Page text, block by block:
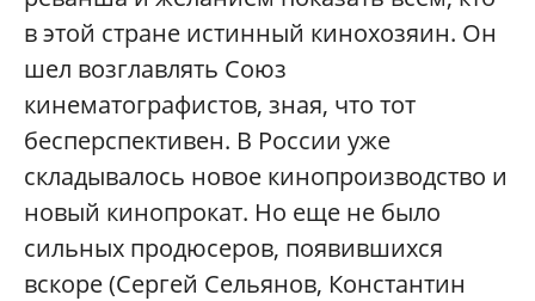
в этой стране истинный кинохозяин. Он
шел возглавлять Союз
кинематографистов, зная, что тот
бесперспективен. В России уже
складывалось новое кинопроизводство и
новый кинопрокат. Но еще не было
сильных продюсеров, появившихся
вскоре (Сергей Сельянов, Константин